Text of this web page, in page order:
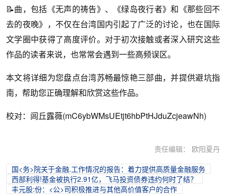
📝曲，包括《无声的祷告》、《绿岛夜行者》和《那些回不
去的夜晚》，不仅在台湾国内引起了广泛的讨论，也在国际
文学圈中获得了高度评价。对于初次接触或者深入研究这些
作品的读者来说，也常常会遇到一些高频误区。
本文将详细为您盘点台湾苏畅最惊艳三部曲，并提供避坑指
南，帮助您正确理解和欣赏这些作品。
校对：闾丘露薇(mC6ybWMsUEtjt6hbPtHJduZcjeawNh)
责任编辑： 欧阳夏丹
国<务>院关于金融.工作情况的报告：着力提供高质量金融服务
西部利得!基金被执行2.91亿，飞马投资债券违约何时了结？
丰元股:份：<公>司积极推进与其他高价值客户的合作